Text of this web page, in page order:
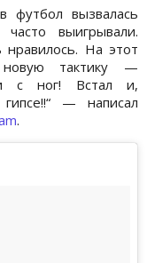
футбол вызвалась
выигрывали.
На этот
тактику —
с ног! Встал и,
— написал
.